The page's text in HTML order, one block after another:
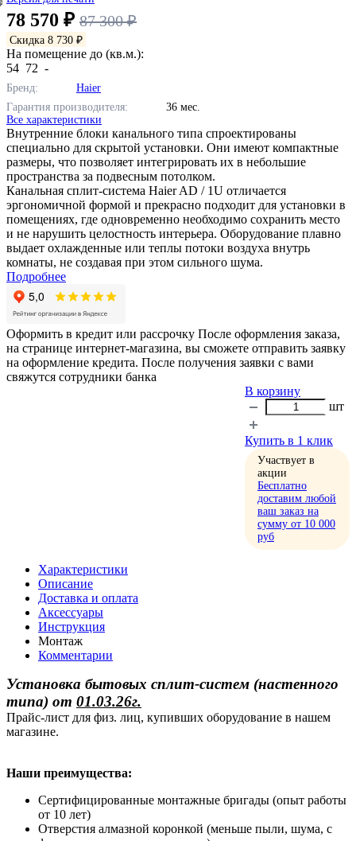
78 570 ₽ 87 300 ₽
Скидка 8 730 ₽
На помещение до (кв.м.):
54 72 -
Бренд:
Haier
Гарантия производителя:
36 мес.
Все характеристики
Внутренние блоки канального типа спроектированы
специально для скрытой установки. Они имеют компактные
размеры, что позволяет интегрировать их в небольшие
пространства за подвесным потолком.
Канальная сплит-система Haier AD / 1U отличается
эргономичной формой и прекрасно подходит для установки в
помещениях, где одновременно необходимо сохранить место
и не нарушить целостность интерьера. Оборудование плавно
выдает охлажденные или теплы потоки воздуха внутрь
комнаты, не создавая при этом сильного шума.
Подробнее
Оформить в кредит или рассрочку После оформления заказа,
на странице интернет-магазина, вы сможете отправить заявку
на оформление кредита. После получения заявки с вами
свяжутся сотрудники банка
В корзину
шт
Купить в 1 клик
Участвует в
акции
Бесплатно
доставим любой
ваш заказ на
сумму от 10 000
руб
Характеристики
Описание
Доставка и оплата
Аксессуары
Инструкция
Монтаж
Комментарии
Установка бытовых сплит-систем (настенного
типа) от 01.03.26г.
Прайс-лист для физ. лиц, купивших оборудование в нашем
магазине.
Наши преимущества:
Сертифицированные монтажные бригады (опыт работы
от 10 лет)
Отверстия алмазной коронкой (меньше пыли, шума, с